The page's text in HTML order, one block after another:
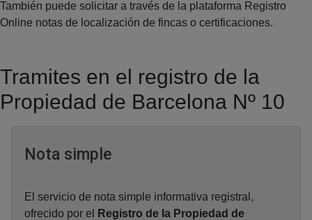
También puede solicitar a través de la plataforma Registro
Online notas de localización de fincas o certificaciones.
Tramites en el registro de la
Propiedad de Barcelona Nº 10
Nota simpleVentana nueva
El servicio de nota simple informativa registral,
ofrecido por el
Registro de la Propiedad de